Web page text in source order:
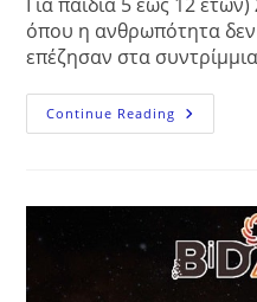
όπου η ανθρωπότητα δεν
επέζησαν στα
Continue Reading
Στο
Γάτα